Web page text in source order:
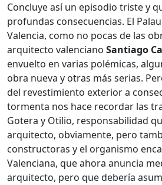
Concluye así un episodio triste y
profundas consecuencias. El
Valencia, como no pocas de las
arquitecto valenciano Santiago
envuelto en varias polémicas,
obra nueva y otras más serias.
del revestimiento exterior a
tormenta nos hace recordar las
Gotera y Otilio, responsabilidad
arquitecto, obviamente, pero
constructoras y el organismo
Valenciana, que ahora anuncia
arquitecto, pero que debería